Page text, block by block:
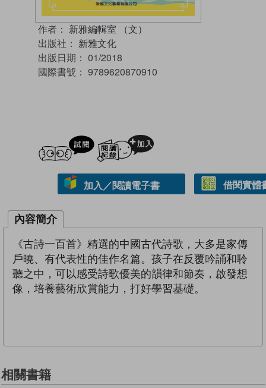
作者： 新雅編輯室 （文）
出版社： 新雅文化
出版日期： 01/2018
國際書號： 9789620870910
試閲
加入／閱讀電子書 借閱實體
內容簡介
《古詩一百首》精選的中國古代詩歌，大多是家傳
戶曉、有代表性的佳作名篇。孩子在反覆吟誦和聆
聽之中，可以感受詩歌優美的韻律和節奏，啟發想
像，培養藝術欣賞能力，打好學習基礎。
相關書籍